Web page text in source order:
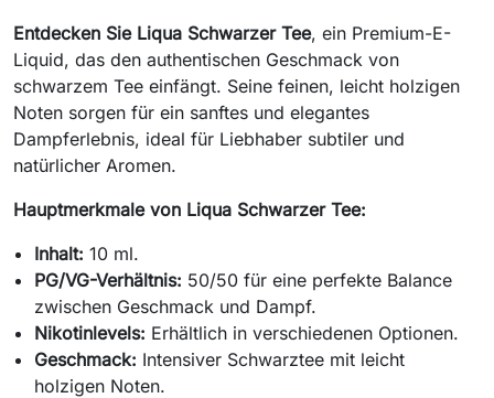
Entdecken Sie Liqua Schwarzer Tee, ein Premium-E-
Liquid, das den authentischen Geschmack von
schwarzem Tee einfängt. Seine feinen, leicht holzigen
Noten sorgen für ein sanftes und elegantes
Dampferlebnis, ideal für Liebhaber subtiler und
natürlicher Aromen.
Hauptmerkmale von Liqua Schwarzer Tee:
Inhalt: 10 ml.
PG/VG-Verhältnis: 50/50 für eine perfekte Balance
zwischen Geschmack und Dampf.
Nikotinlevels: Erhältlich in verschiedenen Optionen.
Geschmack: Intensiver Schwarztee mit leicht
holzigen Noten.